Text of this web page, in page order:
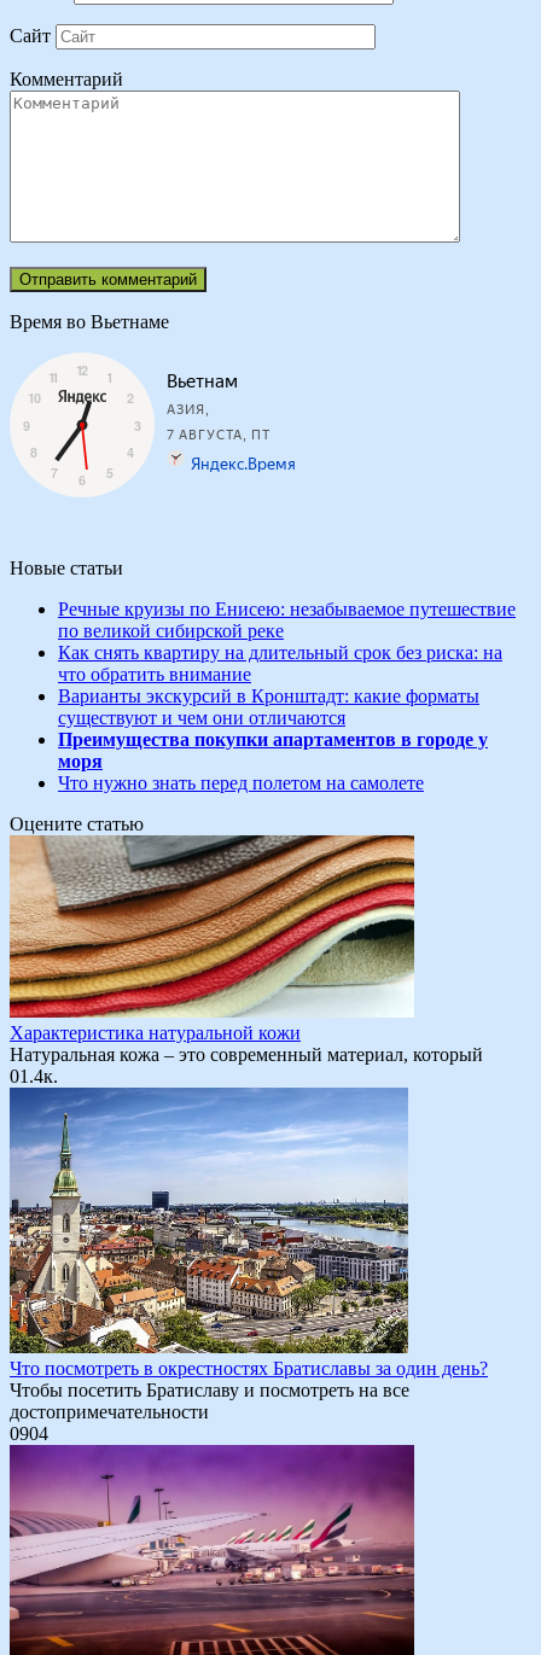
Сайт
Комментарий
Время во Вьетнаме
Новые статьи
Речные круизы по Енисею: незабываемое путешествие
по великой сибирской реке
Как снять квартиру на длительный срок без риска: на
что обратить внимание
Варианты экскурсий в Кронштадт: какие форматы
существуют и чем они отличаются
Преимущества покупки апартаментов в городе у
моря
Что нужно знать перед полетом на самолете
Оцените статью
Характеристика натуральной кожи
Натуральная кожа – это современный материал, который
01.4к.
Что посмотреть в окрестностях Братиславы за один день?
Чтобы посетить Братиславу и посмотреть на все
достопримечательности
0904